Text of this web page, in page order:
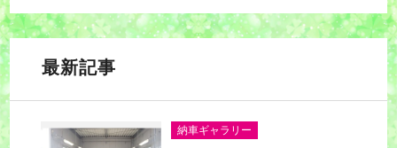
最新記事
納車ギャラリー